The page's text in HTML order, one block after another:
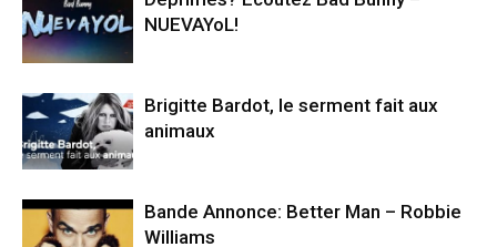
NUEVAYoL!
Brigitte Bardot, le serment fait aux
animaux
Bande Annonce: Better Man – Robbie
Williams